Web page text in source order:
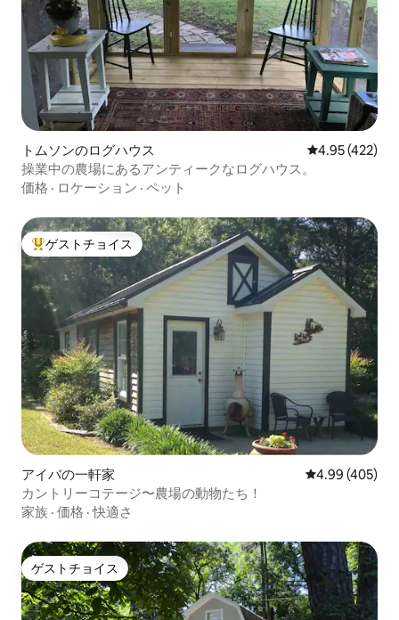
トムソンのログハウス レビュー422
4.95 (422)
操業中の農場にあるアンティークなログハウス。
価格 · ロケーション · ペット
大好評のゲストチョイスです。
ゲストチョイス
アイバの一軒家 レビュー405
4.99 (405)
カントリーコテージ〜農場の動物たち！
家族 · 価格 ·快適さ
ゲストチョイス
ゲストチョイス